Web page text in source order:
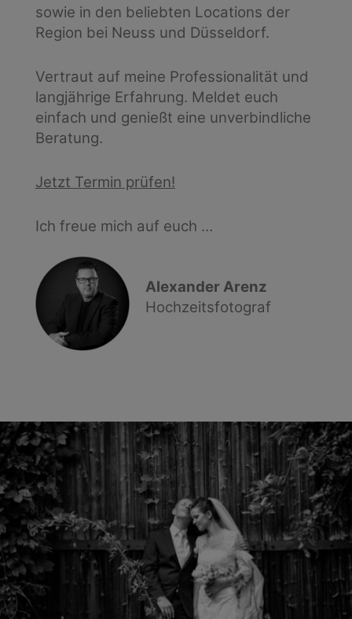
sowie in den beliebten Locations der
Region bei Neuss und Düsseldorf.
Vertraut auf meine Professionalität und
langjährige Erfahrung. Meldet euch
einfach und genießt eine unverbindliche
Beratung.
Jetzt Termin prüfen!
Ich freue mich auf euch …
Alexander Arenz
Hochzeitsfotograf